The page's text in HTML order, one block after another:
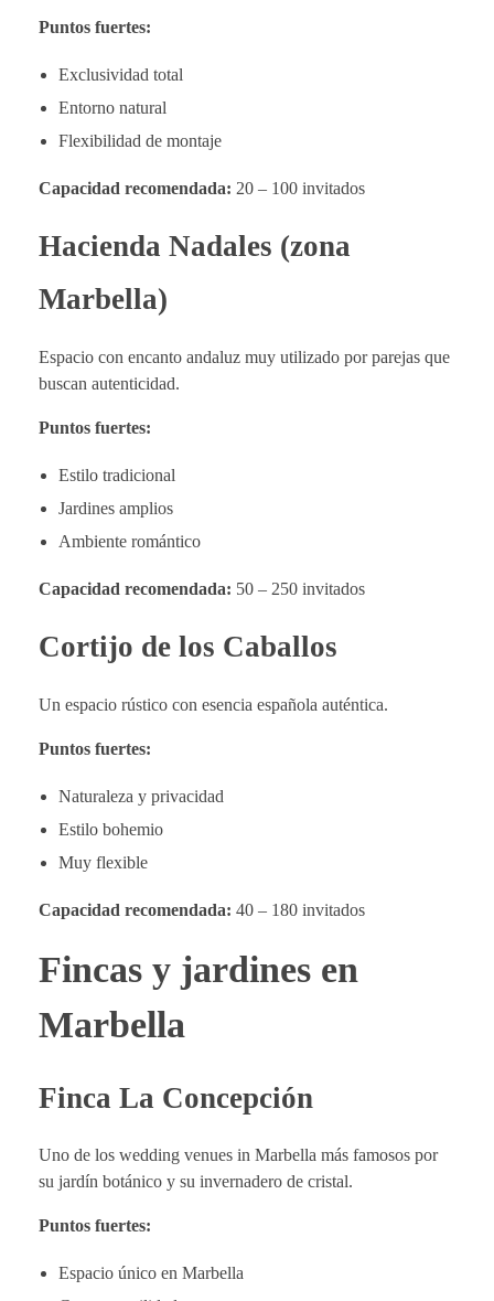
Puntos fuertes:
Exclusividad total
Entorno natural
Flexibilidad de montaje
Capacidad recomendada: 20 – 100 invitados
Hacienda Nadales (zona
Marbella)
Espacio con encanto andaluz muy utilizado por parejas que
buscan autenticidad.
Puntos fuertes:
Estilo tradicional
Jardines amplios
Ambiente romántico
Capacidad recomendada: 50 – 250 invitados
Cortijo de los Caballos
Un espacio rústico con esencia española auténtica.
Puntos fuertes:
Naturaleza y privacidad
Estilo bohemio
Muy flexible
Capacidad recomendada: 40 – 180 invitados
Fincas y jardines en
Marbella
Finca La Concepción
Uno de los wedding venues in Marbella más famosos por
su jardín botánico y su invernadero de cristal.
Puntos fuertes:
Espacio único en Marbella